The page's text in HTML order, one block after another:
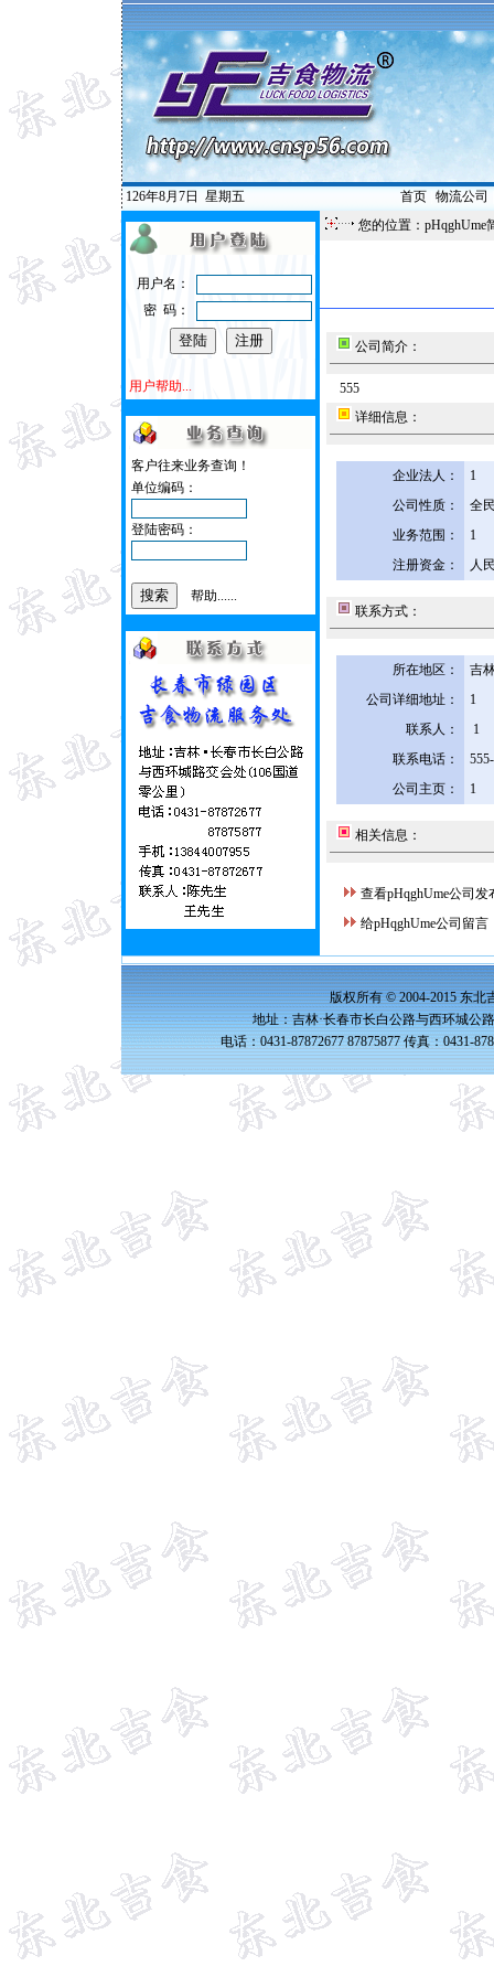
126年8月7日 星期五 首页| 物流公司
用户名：
密 码：
用户帮助...
客户往来业务查询！
单位编码：
登陆密码：
帮助......
您的位置：pHqghUme
公司简介：
555
详细信息：
企业法人：
1
公司性质：
全
业务范围：
1
注册资金：
人
联系方式：
所在地区：
吉
公司详细地址：
1
联系人：
1
联系电话：
公司主页：
1
相关信息：
查看pHqghUme公司发
给pHqghUme公司留言
版权所有 © 2004-2015 东北
地址：吉林·长春市长白公路与西环城公
电话：0431-87872677 87875877 传真：0431-